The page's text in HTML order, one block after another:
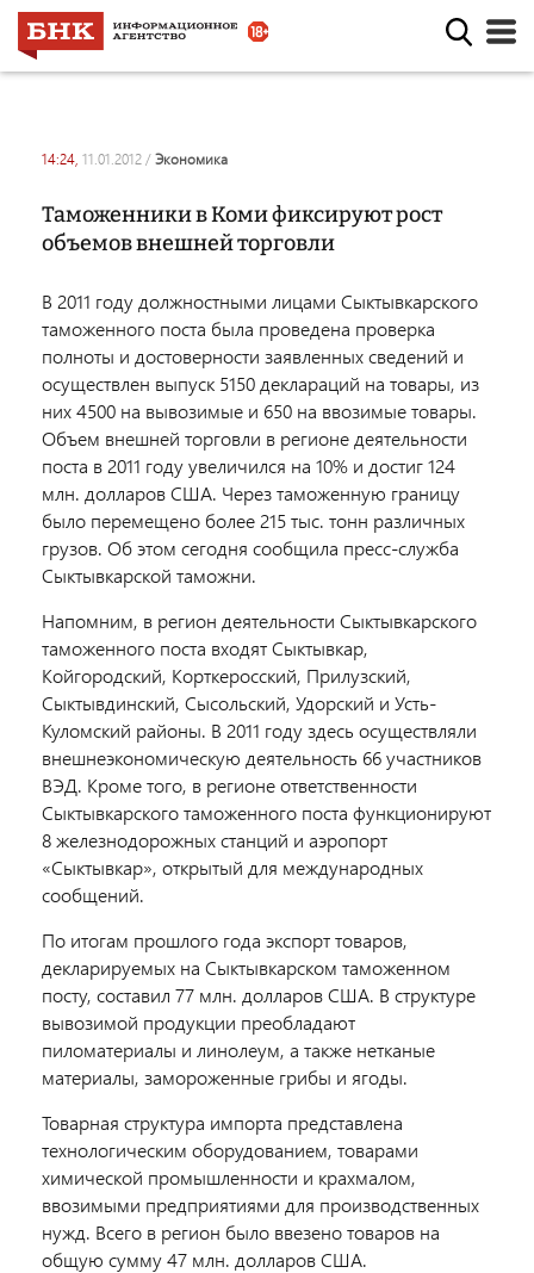
14:24, 11.01.2012 / экономика
Таможенники в Коми фиксируют рост
объемов внешней торговли
В 2011 году должностными лицами Сыктывкарского
таможенного поста была проведена проверка
полноты и достоверности заявленных сведений и
осуществлен выпуск 5150 деклараций на товары, из
них 4500 на вывозимые и 650 на ввозимые товары.
Объем внешней торговли в регионе деятельности
поста в 2011 году увеличился на 10% и достиг 124
млн. долларов США. Через таможенную границу
было перемещено более 215 тыс. тонн различных
грузов. Об этом сегодня сообщила пресс-служба
Сыктывкарской таможни.
Напомним, в регион деятельности Сыктывкарского
таможенного поста входят Сыктывкар,
Койгородский, Корткеросский, Прилузский,
Сыктывдинский, Сысольский, Удорский и Усть-
Куломский районы. В 2011 году здесь осуществляли
внешнеэкономическую деятельность 66 участников
ВЭД. Кроме того, в регионе ответственности
Сыктывкарского таможенного поста функционируют
8 железнодорожных станций и аэропорт
«Сыктывкар», открытый для международных
сообщений.
По итогам прошлого года экспорт товаров,
декларируемых на Сыктывкарском таможенном
посту, составил 77 млн. долларов США. В структуре
вывозимой продукции преобладают
пиломатериалы и линолеум, а также нетканые
материалы, замороженные грибы и ягоды.
Товарная структура импорта представлена
технологическим оборудованием, товарами
химической промышленности и крахмалом,
ввозимыми предприятиями для производственных
нужд. Всего в регион было ввезено товаров на
общую сумму 47 млн. долларов США.